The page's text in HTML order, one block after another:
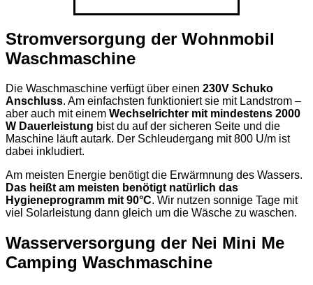
Stromversorgung der Wohnmobil
Waschmaschine
Die Waschmaschine verfügt über einen 230V Schuko
Anschluss. Am einfachsten funktioniert sie mit Landstrom –
aber auch mit einem Wechselrichter mit mindestens 2000
W Dauerleistung bist du auf der sicheren Seite und die
Maschine läuft autark. Der Schleudergang mit 800 U/m ist
dabei inkludiert.
Am meisten Energie benötigt die Erwärmnung des Wassers.
Das heißt am meisten benötigt natürlich das
Hygieneprogramm mit 90°C. Wir nutzen sonnige Tage mit
viel Solarleistung dann gleich um die Wäsche zu waschen.
Wasserversorgung der Nei Mini Me
Camping Waschmaschine